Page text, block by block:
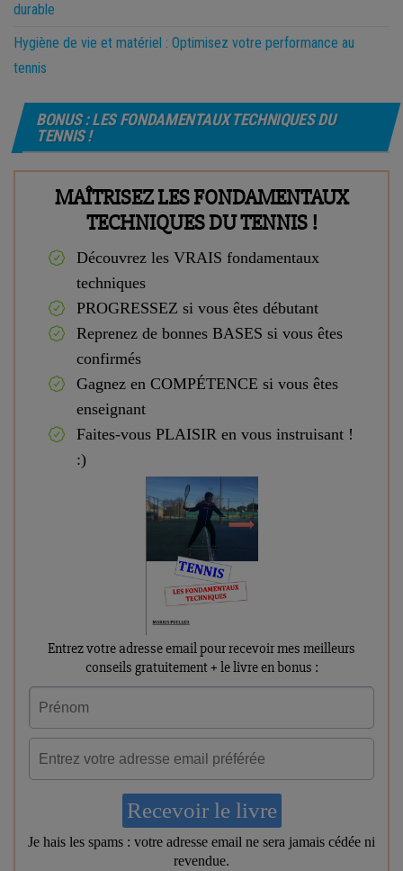
durable
Hygiène de vie et matériel : Optimisez votre performance au
tennis
BONUS : LES FONDAMENTAUX TECHNIQUES DU
TENNIS !